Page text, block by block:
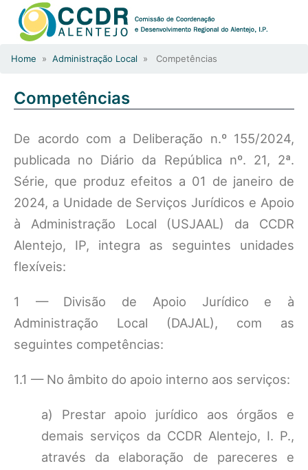
Home » Administração Local » Competências
Competências
De acordo com a Deliberação n.º 155/2024,
publicada no Diário da República nº. 21, 2ª.
Série, que produz efeitos a 01 de janeiro de
2024, a Unidade de Serviços Jurídicos e Apoio
à Administração Local (USJAAL) da CCDR
Alentejo, IP, integra as seguintes unidades
flexíveis:
1 — Divisão de Apoio Jurídico e à
Administração Local (DAJAL), com as
seguintes competências:
1.1 — No âmbito do apoio interno aos serviços:
a) Prestar apoio jurídico aos órgãos e
demais serviços da CCDR Alentejo, I. P.,
através da elaboração de pareceres e